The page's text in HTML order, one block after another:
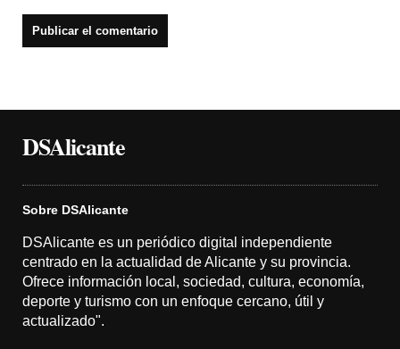
DSAlicante
Sobre DSAlicante
DSAlicante es un periódico digital independiente
centrado en la actualidad de Alicante y su provincia.
Ofrece información local, sociedad, cultura, economía,
deporte y turismo con un enfoque cercano, útil y
actualizado".